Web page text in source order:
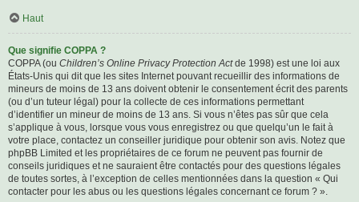
Haut
Que signifie COPPA ?
COPPA (ou Children’s Online Privacy Protection Actde 1998) est une loi aux
États-Unis qui dit que les sites Internet pouvant recueillir des informations de
mineurs de moins de 13 ans doivent obtenir le consentement écrit des parents
(ou d’un tuteur légal) pour la collecte de ces informations permettant
d’identifier un mineur de moins de 13 ans. Si vous n’êtes pas sûr que cela
s’applique à vous, lorsque vous vous enregistrez ou que quelqu’un le fait à
votre place, contactez un conseiller juridique pour obtenir son avis. Notez que
phpBB Limited et les propriétaires de ce forum ne peuvent pas fournir de
conseils juridiques et ne sauraient être contactés pour des questions légales
de toutes sortes, à l’exception de celles mentionnées dans la question « Qui
contacter pour les abus ou les questions légales concernant ce forum ? ».